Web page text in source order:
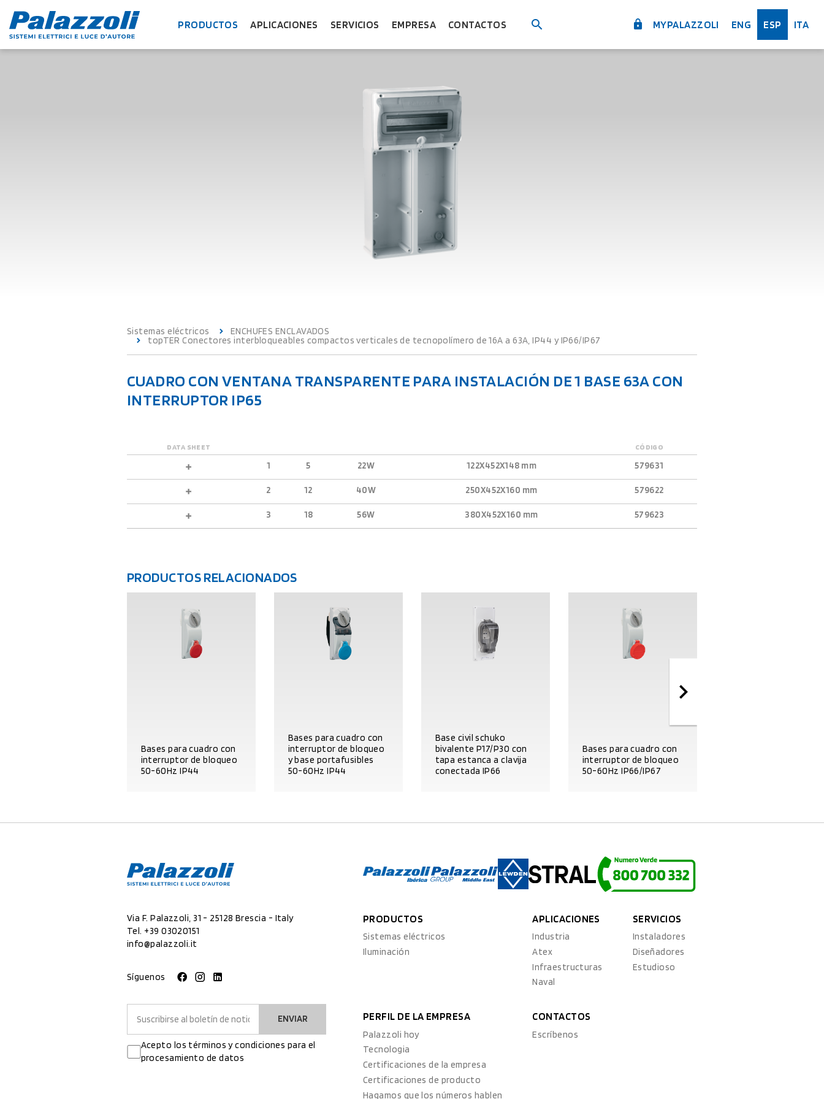
PRODUCTOS APLICACIONES SERVICIOS EMPRESA CONTACTOS MYPALAZZOLI ENG ESP ITA
Sistemas eléctricos
ENCHUFES ENCLAVADOS
topTER Conectores interbloqueables compactos verticales de tecnopolímero de 16A a 63A, IP44 y IP66/IP67
CUADRO CON VENTANA TRANSPARENTE PARA INSTALACIÓN DE 1 BASE 63A CON
INTERRUPTOR IP65
DATA SHEET CÓDIGO
1 5 22W 122X452X148 mm 579631
2 12 40W 250X452X160 mm 579622
3 18 56W 380X452X160 mm 579623
PRODUCTOS RELACIONADOS
Bases para cuadro con
interruptor de bloqueo
50-60Hz IP44
Bases para cuadro con
interruptor de bloqueo
y base portafusibles
50-60Hz IP44
Base civil schuko
bivalente P17/P30 con
tapa estanca a clavija
conectada IP66
Bases para cuadro con
interruptor de bloqueo
50-60Hz IP66/IP67
Via F. Palazzoli, 31 - 25128 Brescia - Italy
Tel. +39 03020151
info@palazzoli.it
Síguenos
ENVIAR
Acepto los términos y condiciones para el
procesamiento de datos
PRODUCTOS
Sistemas eléctricos
Iluminación
APLICACIONES
Industria
Atex
Infraestructuras
Naval
SERVICIOS
Instaladores
Diseñadores
Estudioso
PERFIL DE LA EMPRESA
Palazzoli hoy
Tecnologia
Certificaciones de la empresa
Certificaciones de producto
Hagamos que los números hablen
CONTACTOS
Escríbenos